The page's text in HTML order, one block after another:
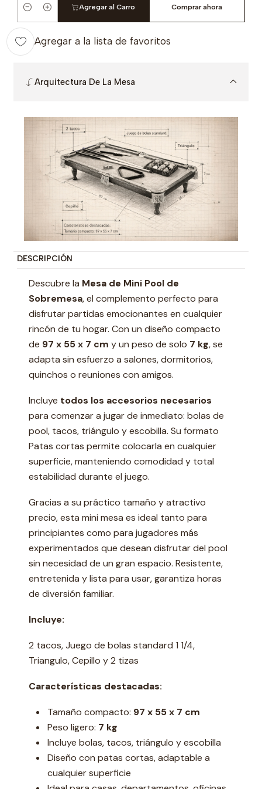
Cantidad
Agregar al Carro Comprar ahora
Agregar a la lista de favoritos
Arquitectura De La Mesa
DESCRIPCIÓN
Descubre la Mesa de Mini Pool de
Sobremesa, el complemento perfecto para
disfrutar partidas emocionantes en cualquier
rincón de tu hogar. Con un diseño compacto
de 97 x 55 x 7 cm y un peso de solo 7 kg, se
adapta sin esfuerzo a salones, dormitorios,
quinchos o reuniones con amigos.
Incluye todos los accesorios necesarios
para comenzar a jugar de inmediato: bolas de
pool, tacos, triángulo y escobilla. Su formato
Patas cortas permite colocarla en cualquier
superficie, manteniendo comodidad y total
estabilidad durante el juego.
Gracias a su práctico tamaño y atractivo
precio, esta mini mesa es ideal tanto para
principiantes como para jugadores más
experimentados que desean disfrutar del pool
sin necesidad de un gran espacio. Resistente,
entretenida y lista para usar, garantiza horas
de diversión familiar.
Incluye:
2 tacos, Juego de bolas standard 1 1/4,
Triangulo, Cepillo y 2 tizas
Características destacadas:
Tamaño compacto: 97 x 55 x 7 cm
Peso ligero: 7 kg
Incluye bolas, tacos, triángulo y escobilla
Diseño con patas cortas, adaptable a
cualquier superficie